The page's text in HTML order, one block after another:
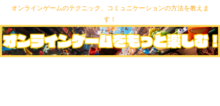
オンラインゲームのテクニック、コミュニケーションの方法を教えま
す！